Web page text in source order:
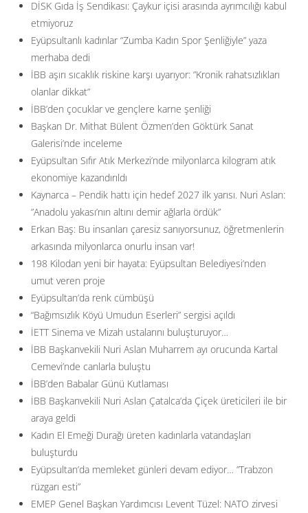
DİSK Gıda İş Sendikası: Çaykur içisi arasında ayrımcılığı kabul
etmiyoruz
Eyüpsultanlı kadınlar “Zumba Kadın Spor Şenliğiyle” yaza
merhaba dedi
İBB aşırı sıcaklık riskine karşı uyarıyor: ”Kronik rahatsızlıkları
olanlar dikkat”
İBB’den çocuklar ve gençlere karne şenliği
Başkan Dr. Mithat Bülent Özmen’den Göktürk Sanat
Galerisi’nde inceleme
Eyüpsultan Sıfır Atık Merkezi’nde milyonlarca kilogram atık
ekonomiye kazandırıldı
Kaynarca – Pendik hattı için hedef 2027 ilk yarısı. Nuri Aslan:
”Anadolu yakası’nın altını demir ağlarla ördük”
Erkan Baş: Bu insanları çaresiz sanıyorsunuz, öğretmenlerin
arkasında milyonlarca onurlu insan var!
198 Kilodan yeni bir hayata: Eyüpsultan Belediyesi’nden
umut veren proje
Eyüpsultan’da renk cümbüşü
“Bağımsızlık Köyü Umudun Eserleri” sergisi açıldı
İETT Sinema ve Mizah ustalarını buluşturuyor…
İBB Başkanvekili Nuri Aslan Muharrem ayı orucunda Kartal
Cemevi’nde canlarla buluştu
İBB’den Babalar Günü Kutlaması
İBB Başkanvekili Nuri Aslan Çatalca’da Çiçek üreticileri ile bir
araya geldi
Kadın El Emeği Durağı üreten kadınlarla vatandaşları
buluşturdu
Eyüpsultan’da memleket günleri devam ediyor… ”Trabzon
rüzgarı esti”
EMEP Genel Başkan Yardımcısı Levent Tüzel: NATO zirvesi